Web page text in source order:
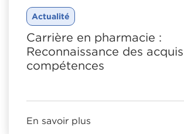
Actualité
Carrière en pharmacie :
Reconnaissance des
compétences
En savoir plus